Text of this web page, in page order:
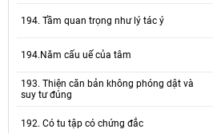
194. Tầm quan trọng như lý tác ý
194.Năm cấu uế của tâm
193. Thiện căn bản không phóng dật và
suy tư đúng
192. Có tu tập có chứng đắc